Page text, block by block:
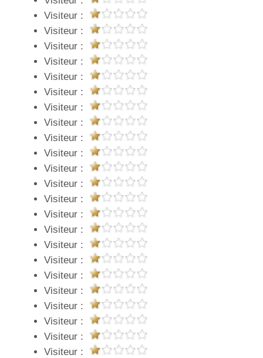
Visiteur :
Visiteur :
Visiteur :
Visiteur :
Visiteur :
Visiteur :
Visiteur :
Visiteur :
Visiteur :
Visiteur :
Visiteur :
Visiteur :
Visiteur :
Visiteur :
Visiteur :
Visiteur :
Visiteur :
Visiteur :
Visiteur :
Visiteur :
Visiteur :
Visiteur :
Visiteur :